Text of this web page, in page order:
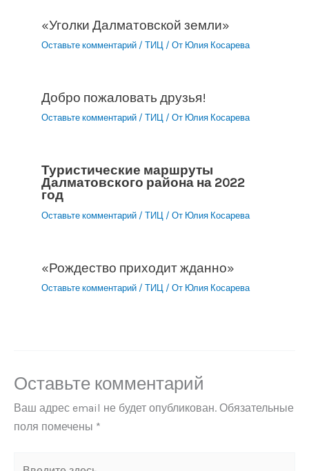
«Уголки Далматовской земли»
Оставьте комментарий / ТИЦ / От Юлия Косарева
Добро пожаловать друзья!
Оставьте комментарий / ТИЦ / От Юлия Косарева
Туристические маршруты
Далматовского района на 2022
год
Оставьте комментарий / ТИЦ / От Юлия Косарева
«Рождество приходит жданно»
Оставьте комментарий / ТИЦ / От Юлия Косарева
Оставьте комментарий
Ваш адрес email не будет опубликован. Обязательные
поля помечены *